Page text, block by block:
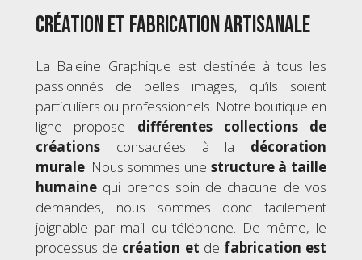
Création et fabrication artisanale
La Baleine Graphique est destinée à tous les
passionnés de belles images, qu’ils soient
particuliers ou professionnels. Notre boutique en
ligne propose différentes collections de
créations consacrées à la décoration
murale. Nous sommes une structure à taille
humaine qui prends soin de chacune de vos
demandes, nous sommes donc facilement
joignable par mail ou téléphone. De même, le
processus de création et de fabrication est